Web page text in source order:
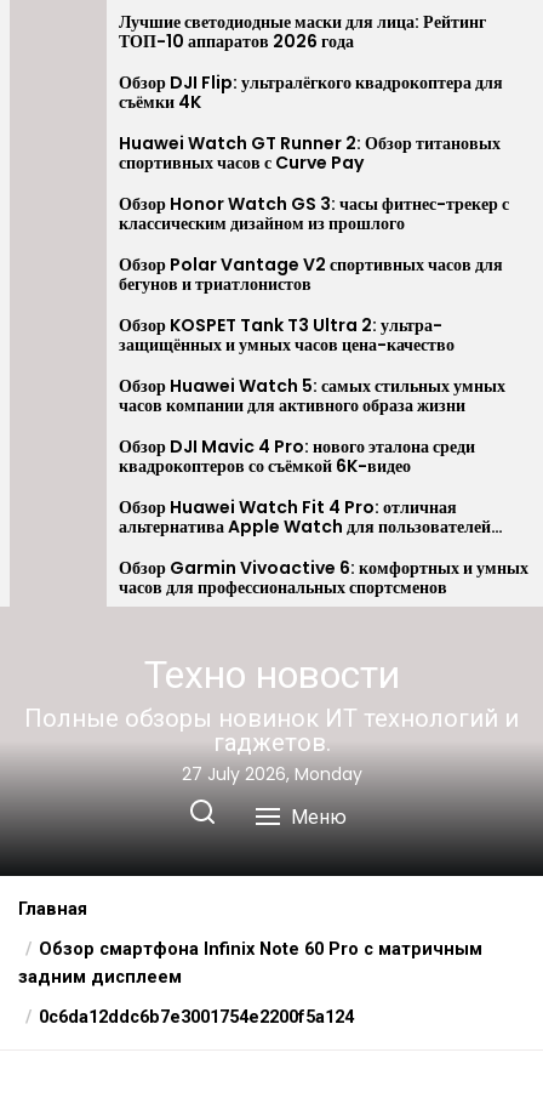
содержимому
Лучшие светодиодные маски для лица: Рейтинг
ТОП-10 аппаратов 2026 года
Обзор DJI Flip: ультралёгкого квадрокоптера для
съёмки 4K
Huawei Watch GT Runner 2: Обзор титановых
спортивных часов с Curve Pay
Обзор Honor Watch GS 3: часы фитнес-трекер с
классическим дизайном из прошлого
Обзор Polar Vantage V2 спортивных часов для
бегунов и триатлонистов
Обзор KOSPET Tank T3 Ultra 2: ультра-
защищённых и умных часов цена-качество
Обзор Huawei Watch 5: самых стильных умных
часов компании для активного образа жизни
Обзор DJI Mavic 4 Pro: нового эталона среди
квадрокоптеров со съёмкой 6K-видео
Обзор Huawei Watch Fit 4 Pro: отличная
альтернатива Apple Watch для пользователей
Обзор Garmin Vivoactive 6: комфортных и умных
часов для профессиональных спортсменов
Техно новости
Полные обзоры новинок ИТ технологий и
гаджетов.
27 July 2026, Monday
Меню
Главная
Обзор смартфона Infinix Note 60 Pro с матричным
задним дисплеем
0c6da12ddc6b7e3001754e2200f5a124